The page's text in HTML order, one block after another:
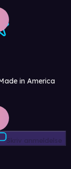
in America
Skriv anmeldelse